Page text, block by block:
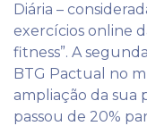
Diária –
exercícios online
fitness”. A
BTG Pactual no
ampliação da sua
passou de 20%